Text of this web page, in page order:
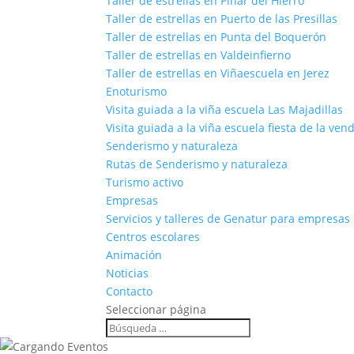
Taller de estrellas en Puerto de las Presillas
Taller de estrellas en Punta del Boquerón
Taller de estrellas en Valdeinfierno
Taller de estrellas en Viñaescuela en Jerez
Enoturismo
Visita guiada a la viña escuela Las Majadillas
Visita guiada a la viña escuela fiesta de la
Senderismo y naturaleza
Rutas de Senderismo y naturaleza
Turismo activo
Empresas
Servicios y talleres de Genatur para empresas
Centros escolares
Animación
Noticias
Contacto
Seleccionar página